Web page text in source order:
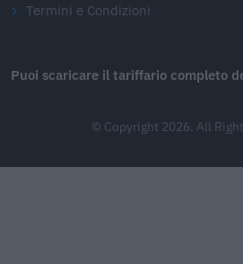
Termini e Condizioni
Puoi scaricare il tariffario completo
© Copyright 2026. All